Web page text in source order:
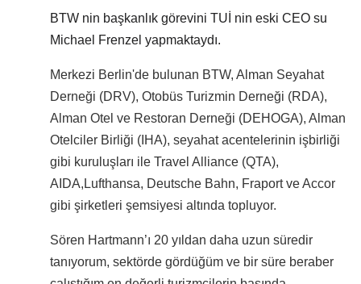
BTW nin başkanlık görevini TUİ nin eski CEO su
Michael Frenzel yapmaktaydı.
Merkezi Berlin'de bulunan BTW, Alman Seyahat
Derneği (DRV), Otobüs Turizmin Derneği (RDA),
Alman Otel ve Restoran Derneği (DEHOGA), Alman
Otelciler Birliği (IHA), seyahat acentelerinin işbirliği
gibi kuruluşları ile Travel Alliance (QTA),
AIDA,Lufthansa, Deutsche Bahn, Fraport ve Accor
gibi şirketleri şemsiyesi altında topluyor.
Sören Hartmann’ı 20 yıldan daha uzun süredir
tanıyorum, sektörde gördüğüm ve bir süre beraber